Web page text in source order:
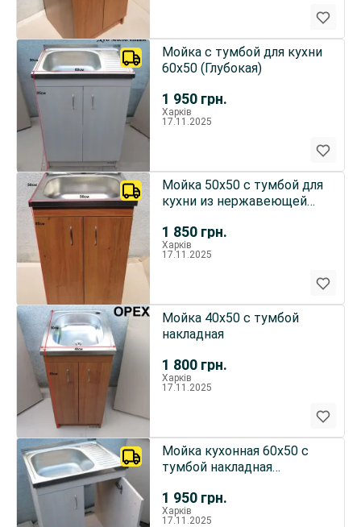
1 950 грн.
Мойка с тумбой для кухни
60х50 (Глубокая)
Харків
17.11.2025
1 850 грн.
Мойка 50х50 с тумбой для
кухни из нержавеющей
Харків
17.11.2025
1 800 грн.
Мойка 40х50 с тумбой
накладная
Харків
17.11.2025
1 950 грн.
Мойка кухонная 60х50 с
тумбой накладная
Харків
17.11.2025